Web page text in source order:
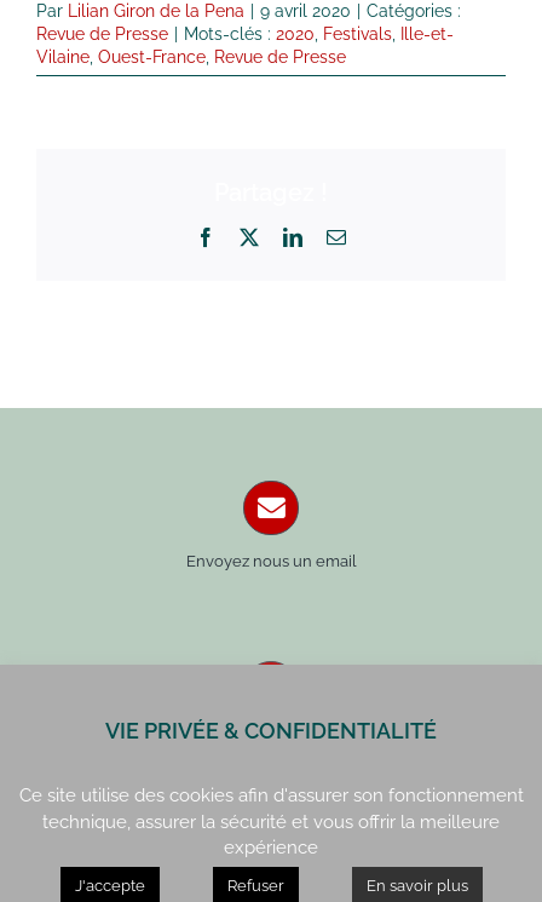
Par Lilian Giron de la Pena 9 avril 2020
Catégories :
Revue de Presse
Mots-clés : 2020, Festivals, Ille-et-
Vilaine, Ouest-France, Revue de Presse
Facebook LinkedInEmail
Envoyez nous un email
Paris : 01 42 34 14 59
VIE PRIVÉE & CONFIDENTIALITÉ
Ce site utilise des cookies afin d'assurer son fonctionnement
technique, assurer la sécurité et vous offrir la meilleure
expérience
J'accepte Refuser En savoir plus